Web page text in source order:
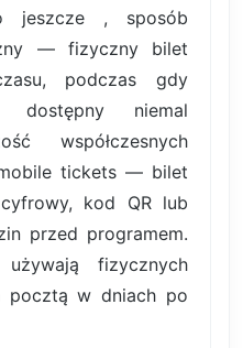
jeszcze , sposób
— fizyczny bilet
podczas gdy
niemal
współczesnych
tickets — bilet
kod QR lub
przed programem.
fizycznych
pocztą w dniach po